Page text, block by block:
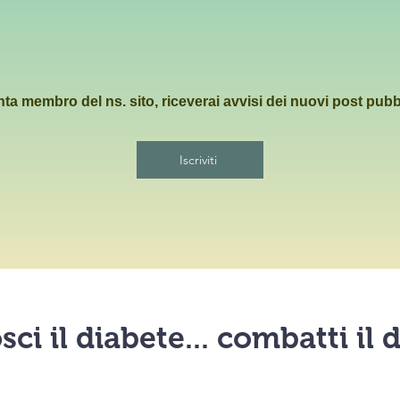
membro del ns. sito, riceverai avvisi dei nuovi post
Iscriviti
il diabete... combatti il